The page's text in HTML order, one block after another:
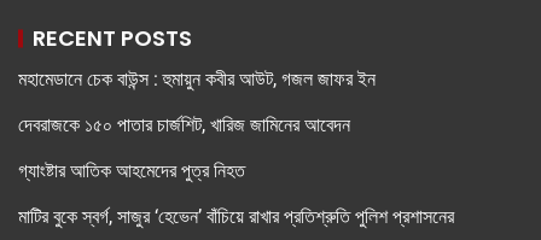
RECENT POSTS
মহামেডানে চেক বাউন্স : হুমায়ুন কবীর আউট, গজল জাফর ইন
দেবরাজকে ১৫০ পাতার চার্জশিট, খারিজ জামিনের আবেদন
গ্যাংষ্টার আতিক আহমেদের পুত্র নিহত
মাটির বুকে স্বর্গ, সাজুর ‘হেভেন’ বাঁচিয়ে রাখার প্রতিশ্রুতি পুলিশ প্রশাসনের